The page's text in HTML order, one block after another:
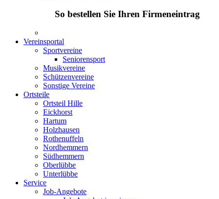
So bestellen Sie Ihren Firmeneintrag
Vereinsportal
Sportvereine
Seniorensport
Musikvereine
Schützenvereine
Sonstige Vereine
Ortsteile
Ortsteil Hille
Eickhorst
Hartum
Holzhausen
Rothenuffeln
Nordhemmern
Südhemmern
Oberlübbe
Unterlübbe
Service
Job-Angebote